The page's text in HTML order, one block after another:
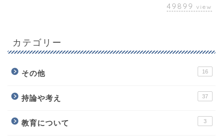
49899 view
カテゴリー
その他 16
持論や考え 37
教育について 3